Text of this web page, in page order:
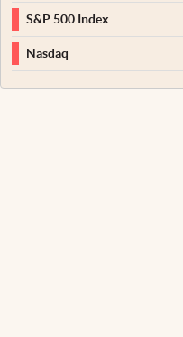
S&P 500 Index
Nasdaq